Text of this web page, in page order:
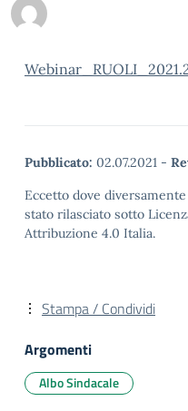
Pubblicato: 02.07.2021 -
Eccetto dove
stato rilasciato sotto
Attribuzione 4.0 Italia.
Stampa / Condividi
Argomenti
Albo Sindacale